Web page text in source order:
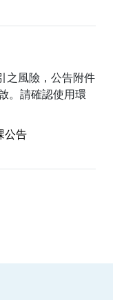
之風險，公告附件
。請確認使用環
公告